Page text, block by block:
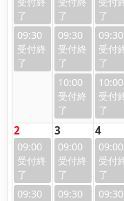
09:30 09:30
10:00
09:30
10:00
2
09:00
09:30
3
09:00
09:30
4
09:00
09:30